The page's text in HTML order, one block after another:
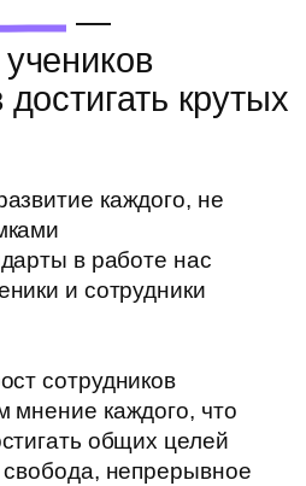
—
крутых
каждого, не
в работе нас
и сотрудники
сотрудников
каждого, что
общих целей
непрерывное